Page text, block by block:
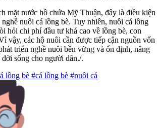
mặt nước hồ chứa Mỹ Thuận, đây là điều kiện
nuôi cá lồng bè. Tuy nhiên, nuôi cá lồng
hỏi chi phí đầu tư khá cao về lồng bè, con
vậy, các hộ nuôi cần được tiếp cận nguồn vốn
triển nghề nuôi bền vững và ổn định, nâng
sống cho người dân./.
lồng bè #cá lồng bè #nuôi cá